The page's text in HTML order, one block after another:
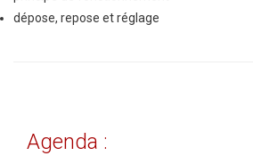
dépose, repose et réglage
Agenda :